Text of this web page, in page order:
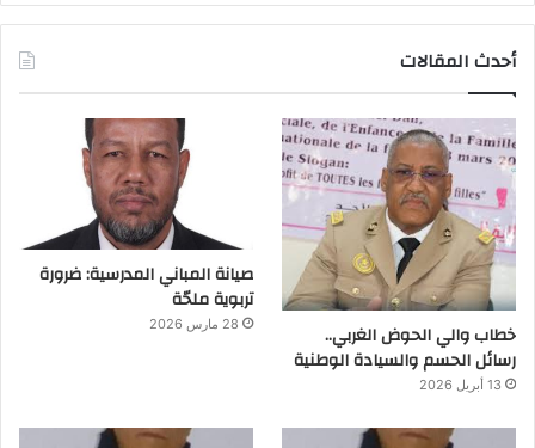
أحدث المقالات
خطاب والي الحوض الغربي..
رسائل الحسم والسيادة الوطنية
13 أبريل 2026
صيانة المباني المدرسية: ضرورة
تربوية ملحّة
28 مارس 2026